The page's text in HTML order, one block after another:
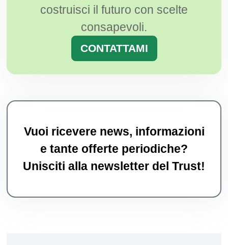
costruisci il futuro con scelte
consapevoli.
CONTATTAMI
Vuoi ricevere news, informazioni
e tante offerte periodiche?
Unisciti alla newsletter del Trust!